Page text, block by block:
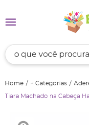
Home + Categorias
Tiara Machado na Cabeça